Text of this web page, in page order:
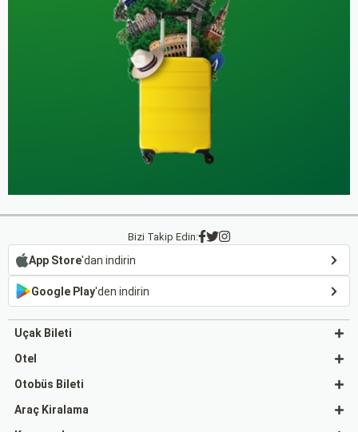
Bizi Takip Edin:
App Store'dan indirin
Google Play'den indirin
Uçak Bileti
Otel
Otobüs Bileti
Araç Kiralama